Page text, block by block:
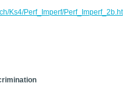
Ks4/Perf_Imperf/Perf_Imperf_2b.htm